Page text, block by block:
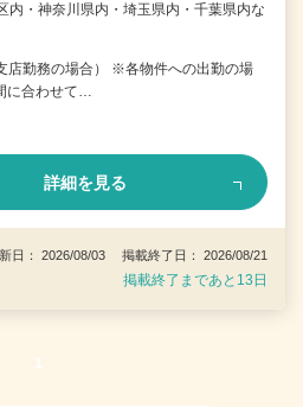
内・神奈川県内・埼玉県内・千葉県内な
店勤務の場合） ※各物件への出勤の場
に合わせて…
詳細を見る
日： 2026/08/03 掲載終了日： 2026/08/21
掲載終了まであと13日
1